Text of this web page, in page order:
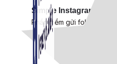
Simple Instagram
Phần mềm gửi follow,